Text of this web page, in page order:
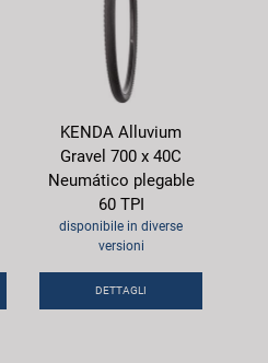
KENDA Alluvium
Gravel 700 x 40C
Neumático plegable
60 TPI
disponibile in diverse
versioni
DETTAGLI